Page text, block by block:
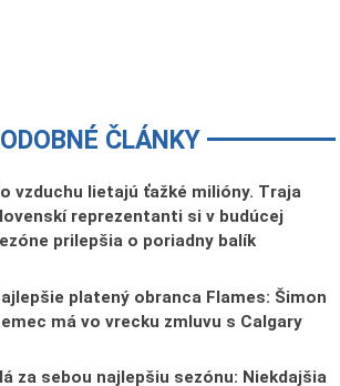
ČLÁNKY
vzduchu lietajú ťažké milióny. Traja
reprezentanti si v budúcej
prilepšia o poriadny balík
platený obranca Flames: Šimon
má vo vrecku zmluvu s Calgary
za sebou najlepšiu sezónu: Niekdajšia